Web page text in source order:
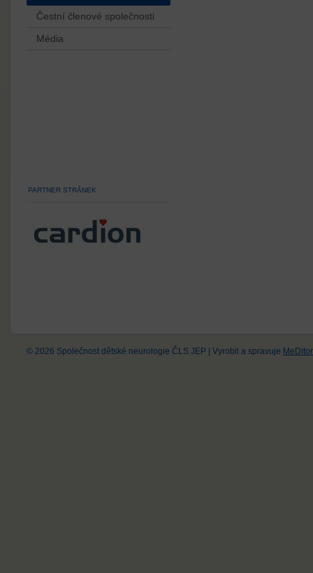
Čestní členové společnosti
Média
PARTNER STRÁNEK
© 2026 Společnost dětské neurologie ČLS JEP Vyrobil a spravuje